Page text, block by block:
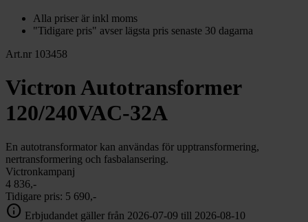
Alla priser är inkl moms
"Tidigare pris" avser lägsta pris senaste 30 dagarna
Art.nr 103458
Victron Autotransformer
120/240VAC-32A
En autotransformator kan användas för upptransformering,
nertransformering och fasbalansering.
Victronkampanj
4 836,-
Tidigare pris: 5 690,-
info Erbjudandet gäller från 2026-07-09 till 2026-08-10